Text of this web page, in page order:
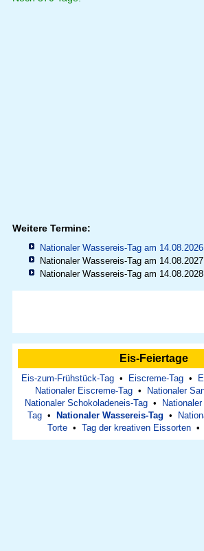
Weitere Termine:
Nationaler Wassereis-Tag am 14.08.2026
Nationaler Wassereis-Tag am 14.08.2027
Nationaler Wassereis-Tag am 14.08.2028
Eis-Feiertage
Eis-zum-Frühstück-Tag• Eiscreme-Tag•
Nationaler Eiscreme-Tag • Nationaler
Nationaler Schokoladeneis-Tag •
Tag• Nationaler Wassereis-Tag •
Torte • Tag der kreativen Eissorten •